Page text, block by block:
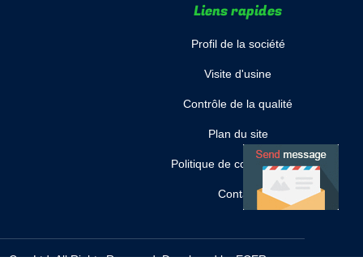
Liens rapides
Profil de la société
Visite d'usine
Contrôle de la qualité
Plan du site
Politique de confidentialité
Contact
Co., Ltd. All Rights Reserved. Developed byECER